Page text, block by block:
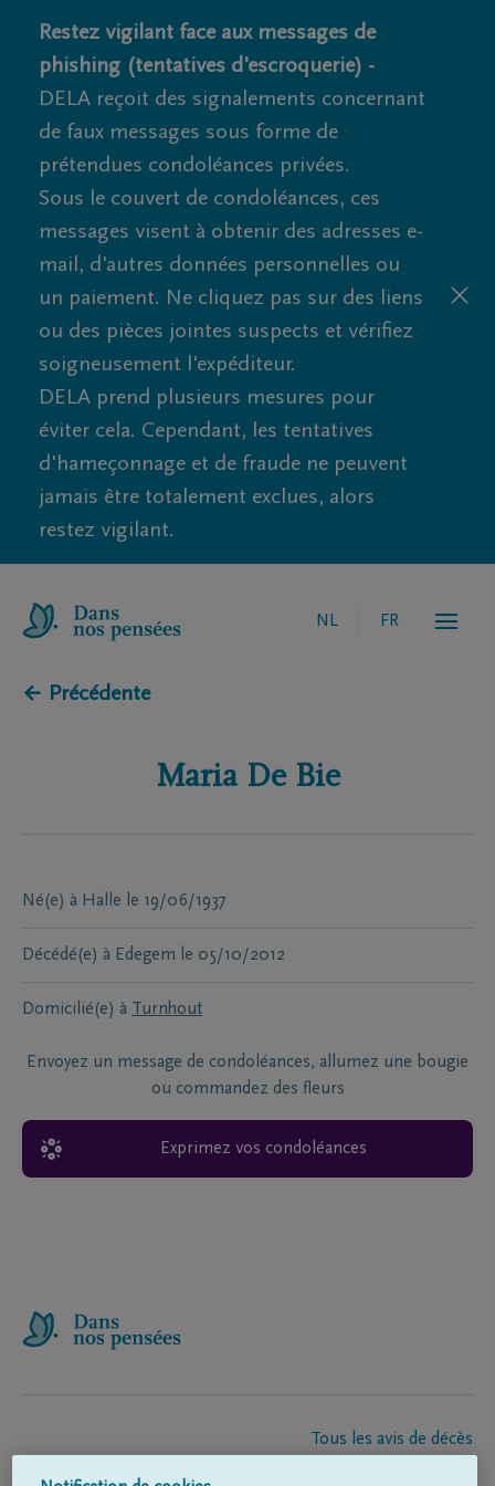
Restez vigilant face aux messages de
phishing (tentatives d'escroquerie) -
DELA reçoit des signalements concernant
de faux messages sous forme de
prétendues condoléances privées.
Sous le couvert de condoléances, ces
messages visent à obtenir des adresses e-
mail, d'autres données personnelles ou
un paiement. Ne cliquez pas sur des liens
ou des pièces jointes suspects et vérifiez
soigneusement l'expéditeur.
DELA prend plusieurs mesures pour
éviter cela. Cependant, les tentatives
d'hameçonnage et de fraude ne peuvent
jamais être totalement exclues, alors
restez vigilant.
NL FR
← Précédente
Maria De Bie
Né(e) à Halle le 19/06/1937
Décédé(e) à Edegem le 05/10/2012
Domicilié(e) à Turnhout
Envoyez un message de condoléances, allumez une bougie
ou commandez des fleurs
Exprimez vos condoléances
Tous les avis de décès